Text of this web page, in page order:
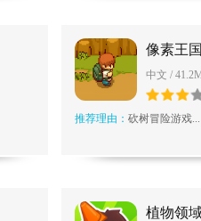
像素王
中文 /
推荐理由： 砍树冒险游戏...
植物领